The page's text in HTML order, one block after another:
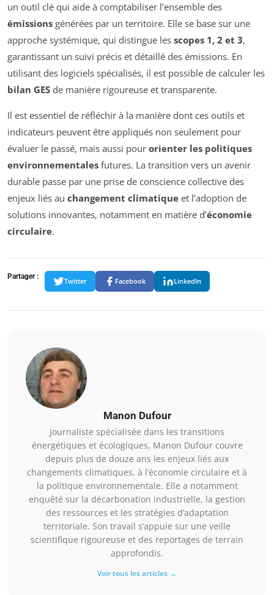
un outil clé qui aide à comptabiliser l’ensemble des
émissions générées par un territoire. Elle se base sur une
approche systémique, qui distingue les scopes 1, 2 et 3,
garantissant un suivi précis et détaillé des émissions. En
utilisant des logiciels spécialisés, il est possible de calculer les
bilan GES de manière rigoureuse et transparente.
Il est essentiel de réfléchir à la manière dont ces outils et
indicateurs peuvent être appliqués non seulement pour
évaluer le passé, mais aussi pour orienter les politiques
environnementales futures. La transition vers un avenir
durable passe par une prise de conscience collective des
enjeux liés au changement climatique et l’adoption de
solutions innovantes, notamment en matière d’économie
circulaire.
Partager :
Twitter Facebook LinkedIn
Manon Dufour
Journaliste spécialisée dans les transitions
énergétiques et écologiques, Manon Dufour couvre
depuis plus de douze ans les enjeux liés aux
changements climatiques, à l’économie circulaire et à
la politique environnementale. Elle a notamment
enquêté sur la décarbonation industrielle, la gestion
des ressources et les stratégies d’adaptation
territoriale. Son travail s’appuie sur une veille
scientifique rigoureuse et des reportages de terrain
approfondis.
Voir tous les articles →